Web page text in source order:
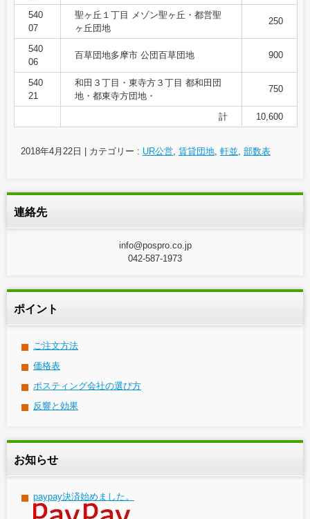
540
07
聖ヶ丘１丁目 メゾン聖ヶ丘・都営聖
ヶ丘団地
250
540
06
百草団地多摩市 公団百草団地 900
540
21
和田３丁目・東寺方３丁目 都和田団
地・都東寺方団地・
750
計 10,600
2018年4月22日 カテゴリー : UR公営, 賃貸団地, 軒並, 部数表
連絡先
info@pospro.co.jp
042-587-1973
ポイント
ご注文方法
価格表
ポスティング会社の選び方
反響と効果
お知らせ
paypay決済始めました。